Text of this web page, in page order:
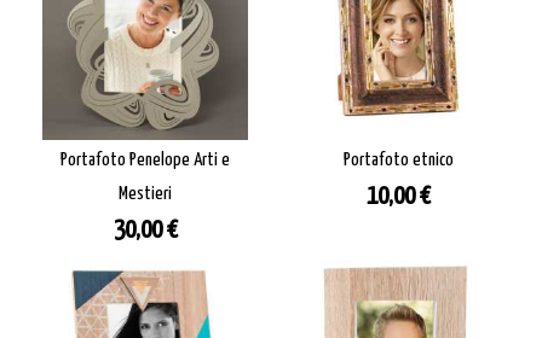
Portafoto Penelope Arti e
Mestieri
Prezzo
30,00 €
Portafoto etnico
Prezzo
10,00 €